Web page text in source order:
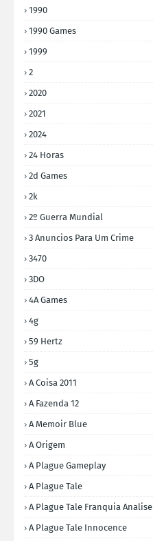
1990
1990 Games
1999
2
2020
2021
2024
24 Horas
2d Games
2k
2º Guerra Mundial
3 Anuncios Para Um Crime
3470
3DO
4A Games
4g
59 Hertz
5g
A Coisa 2011
A Fazenda 12
A Memoir Blue
A Origem
A Plague Gameplay
A Plague Tale
A Plague Tale Franquia Analise
A Plague Tale Innocence